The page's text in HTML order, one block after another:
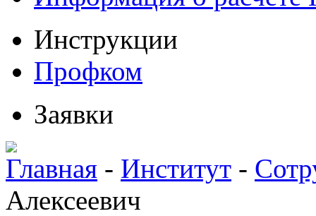
Инструкции
Профком
Заявки
Главная - Институт -
Алексеевич